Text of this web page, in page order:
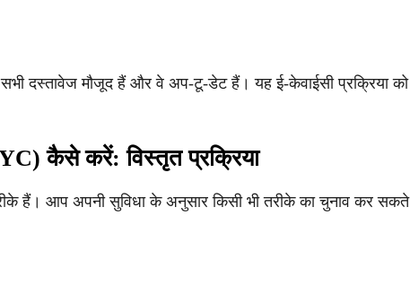
दस्तावेज मौजूद हैं और वे अप-टू-डेट हैं। यह ई-केवाईसी प्रक्रिया को
कैसे करें: विस्तृत प्रक्रिया
हैं। आप अपनी सुविधा के अनुसार किसी भी तरीके का चुनाव कर सकते